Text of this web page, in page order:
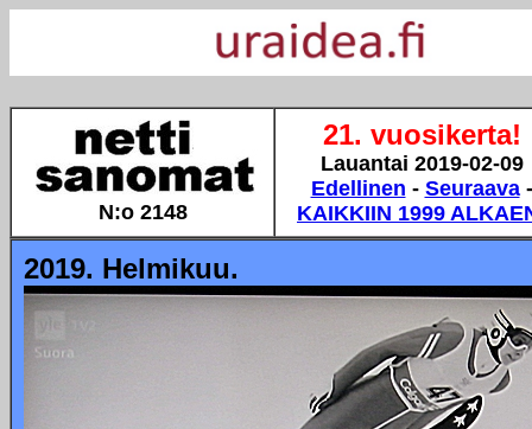
N:o 2148
21. vuosikerta!
Lauantai 2019-02-09
Edellinen - Seuraava-
KAIKKIIN 1999
2019. Helmikuu.